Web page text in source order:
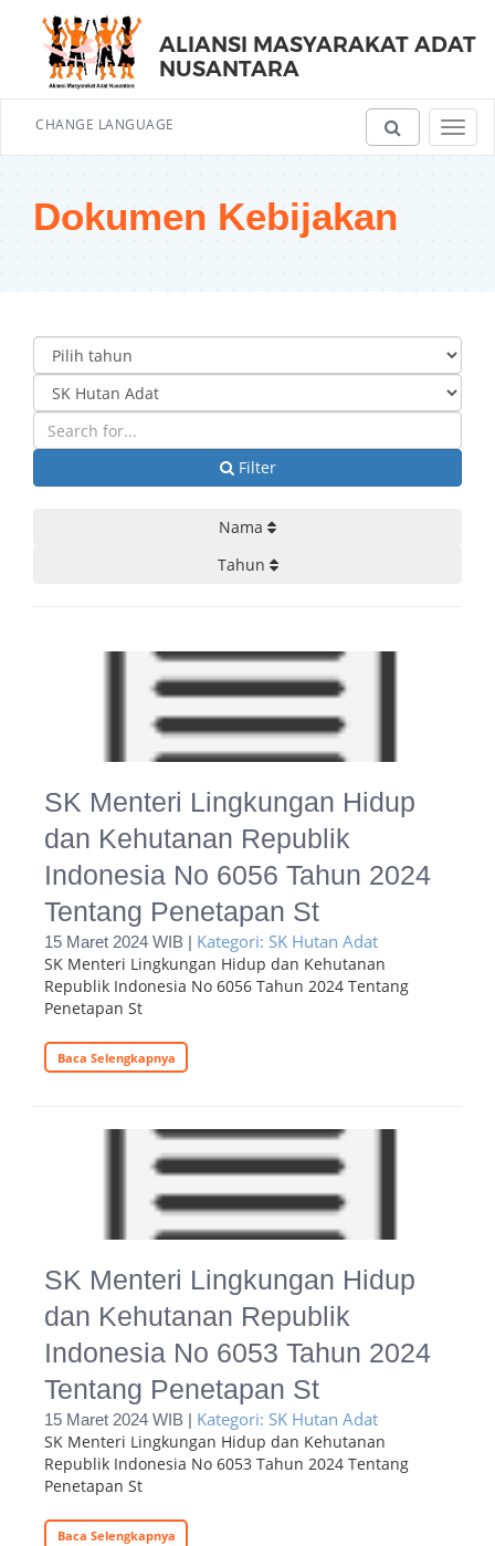
ALIANSI MASYARAKAT ADAT
NUSANTARA
CHANGE LANGUAGE
Dokumen Kebijakan
Filter
Nama
Tahun
SK Menteri Lingkungan Hidup
dan Kehutanan Republik
Indonesia No 6056 Tahun 2024
Tentang Penetapan St
15 Maret 2024 WIB | Kategori: SK Hutan Adat
SK Menteri Lingkungan Hidup dan Kehutanan
Republik Indonesia No 6056 Tahun 2024 Tentang
Penetapan St
Baca Selengkapnya
SK Menteri Lingkungan Hidup
dan Kehutanan Republik
Indonesia No 6053 Tahun 2024
Tentang Penetapan St
15 Maret 2024 WIB | Kategori: SK Hutan Adat
SK Menteri Lingkungan Hidup dan Kehutanan
Republik Indonesia No 6053 Tahun 2024 Tentang
Penetapan St
Baca Selengkapnya